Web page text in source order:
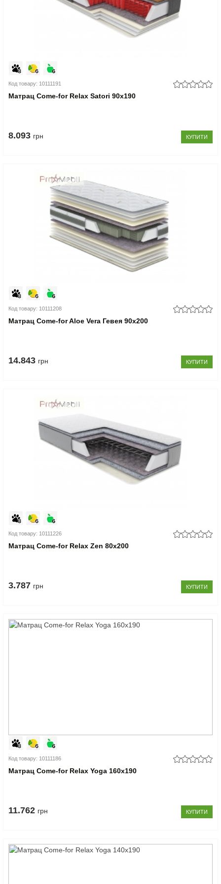
Код товару: 10111191
Матрац Come-for Relax Satori 90x190
8.093 грн КУПИТИ
Код товару: 10111208
Матрац Come-for Aloe Vera Гевея 90x200
14.843 грн КУПИТИ
Код товару: 10111226
Матрац Come-for Relax Zen 80x200
3.787 грн КУПИТИ
Код товару: 10111186
Матрац Come-for Relax Yoga 160x190
11.762 грн КУПИТИ